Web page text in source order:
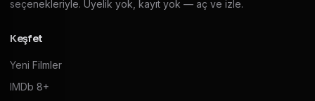
seçenekleriyle. Üyelik yok, kayıt yok — aç ve izle.
Keşfet
Yeni Filmler
IMDb 8+